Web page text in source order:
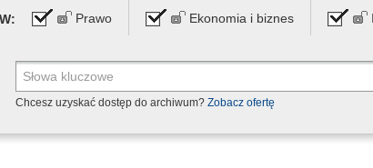
Prawo Ekonomia i biznes
Chcesz uzyskać dostęp do archiwum? Zobacz ofertę